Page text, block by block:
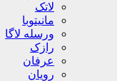
لاتک
مانیتوبا
ورسله لاگا
رازک
عرفان
رویان